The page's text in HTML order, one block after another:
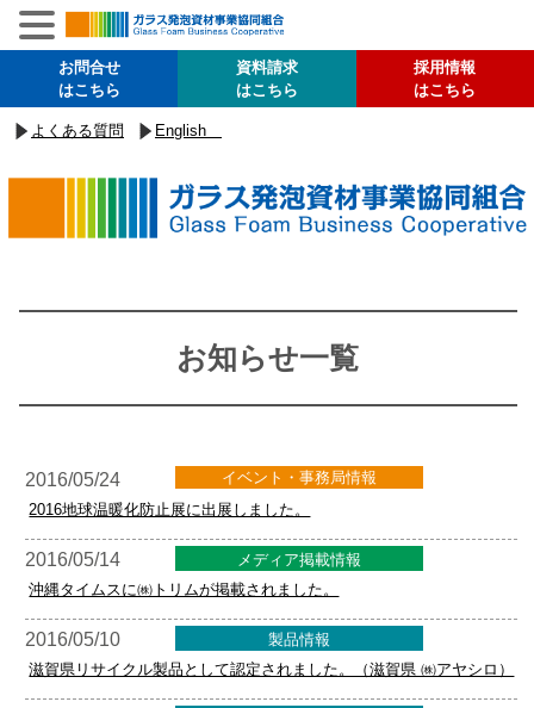
お問合せ
はこちら
資料請求
はこちら
採用情報
はこちら
よくある質問 English
お知らせ一覧
2016/05/24
イベント・事務局情報
2016地球温暖化防止展に出展しました。
2016/05/14
メディア掲載情報
沖縄タイムスに㈱トリムが掲載されました。
2016/05/10
製品情報
滋賀県リサイクル製品として認定されました。（滋賀県 ㈱アヤシロ）